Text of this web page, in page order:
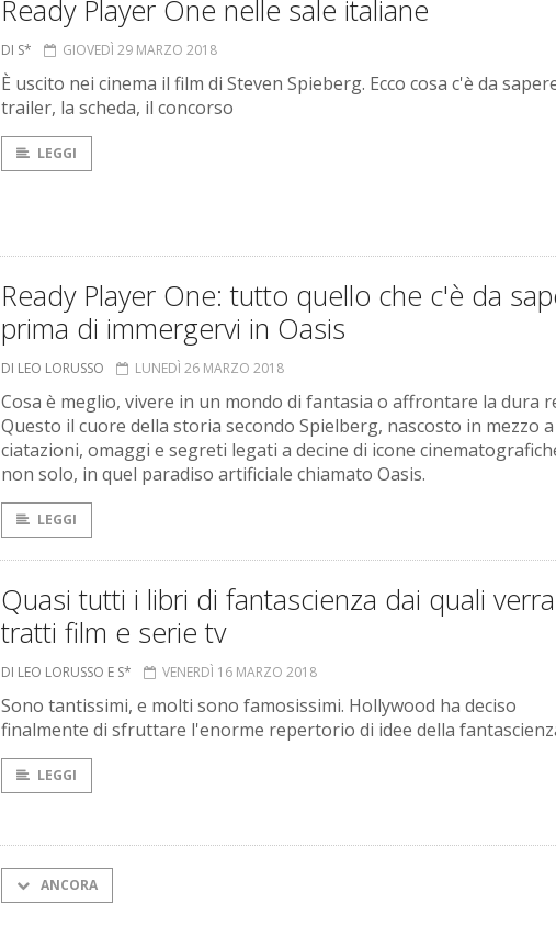
Ready Player One nelle sale italiane
DI S* GIOVEDÌ 29 MARZO 2018
È uscito nei cinema il film di Steven Spieberg. Ecco cosa c'è da
trailer, la scheda, il concorso
LEGGI
Ready Player One: tutto quello che c'è da
prima di immergervi in Oasis
DI LEO LORUSSO LUNEDÌ 26 MARZO 2018
Cosa è meglio, vivere in un mondo di fantasia o affrontare la dura
Questo il cuore della storia secondo Spielberg, nascosto in mezzo a
ciatazioni, omaggi e segreti legati a decine di icone
non solo, in quel paradiso artificiale chiamato Oasis.
LEGGI
Quasi tutti i libri di fantascienza dai quali
tratti film e serie tv
DI LEO LORUSSO E S* VENERDÌ 16 MARZO 2018
Sono tantissimi, e molti sono famosissimi. Hollywood ha deciso
finalmente di sfruttare l'enorme repertorio di idee della
LEGGI
ANCORA